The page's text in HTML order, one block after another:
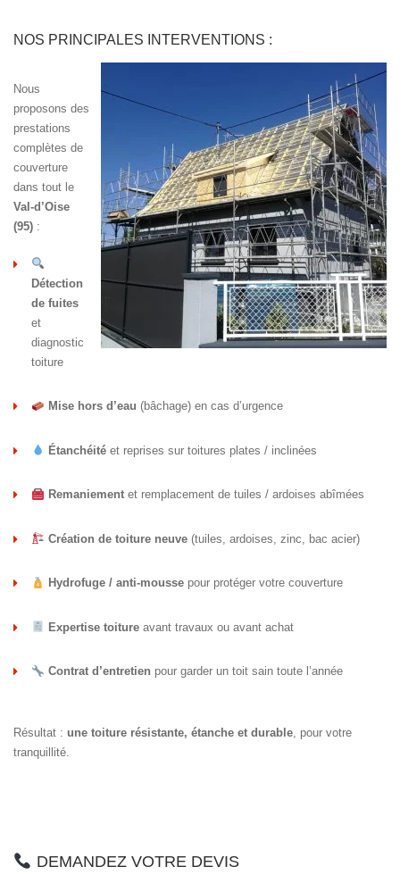
NOS PRINCIPALES INTERVENTIONS :
Nous
proposons des
prestations
complètes de
couverture
dans tout le
Val-d’Oise
(95) :
Détection
de fuites
et
diagnostic
toiture
Mise hors d’eau (bâchage) en cas d’urgence
Étanchéitéet reprises sur toitures plates / inclinées
Remaniementet remplacement de tuiles / ardoises abîmées
Création de toiture neuve(tuiles, ardoises, zinc, bac acier)
Hydrofuge / anti-moussepour protéger votre couverture
Expertise toitureavant travaux ou avant achat
Contrat d’entretien pour garder un toit sain toute l’année
Résultat : une toiture résistante, étanche et durable, pour votre
tranquillité.
DEMANDEZ VOTRE DEVIS